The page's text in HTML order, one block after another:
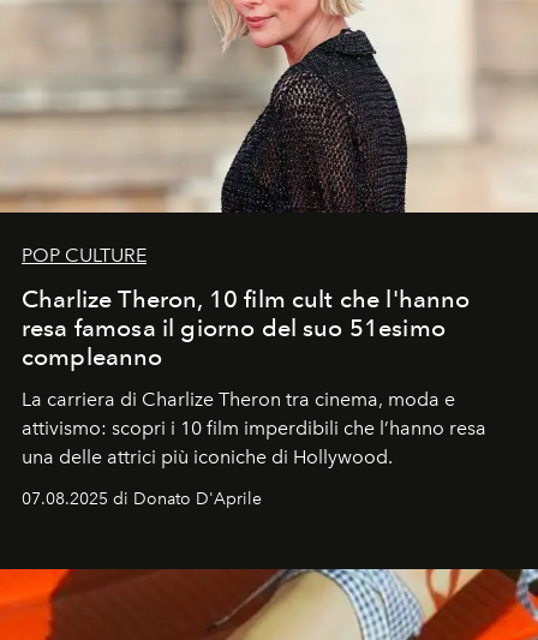
POP CULTURE
Charlize Theron, 10 film cult che l'hanno
resa famosa il giorno del suo 51esimo
compleanno
La carriera di Charlize Theron tra cinema, moda e
attivismo: scopri i 10 film imperdibili che l’hanno resa
una delle attrici più iconiche di Hollywood.
07.08.2025 di Donato D'Aprile